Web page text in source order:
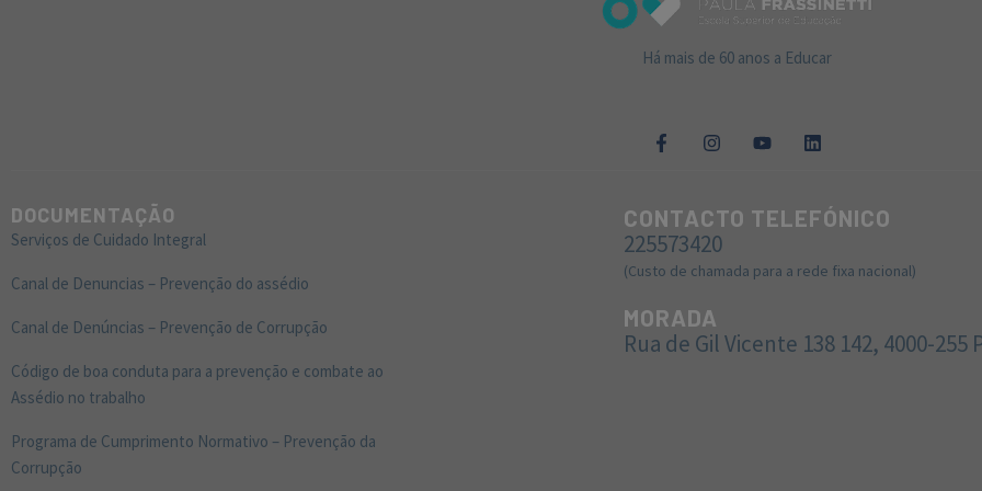
Há mais de 60 anos a Educar
DOCUMENTAÇÃO
Serviços de Cuidado Integral
Canal de Denuncias – Prevenção do assédio
Canal de Denúncias – Prevenção de Corrupção
Código de boa conduta para a prevenção e combate ao
Assédio no trabalho
Programa de Cumprimento Normativo – Prevenção da
Corrupção
CONTACTO TELEFÓNICO
225573420
(Custo de chamada para a rede fixa nacional)
MORADA
Rua de Gil Vicente 138 142, 4000-255